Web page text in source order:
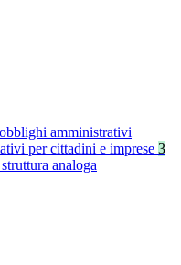
amministrativi
per cittadini e imprese 3
analoga